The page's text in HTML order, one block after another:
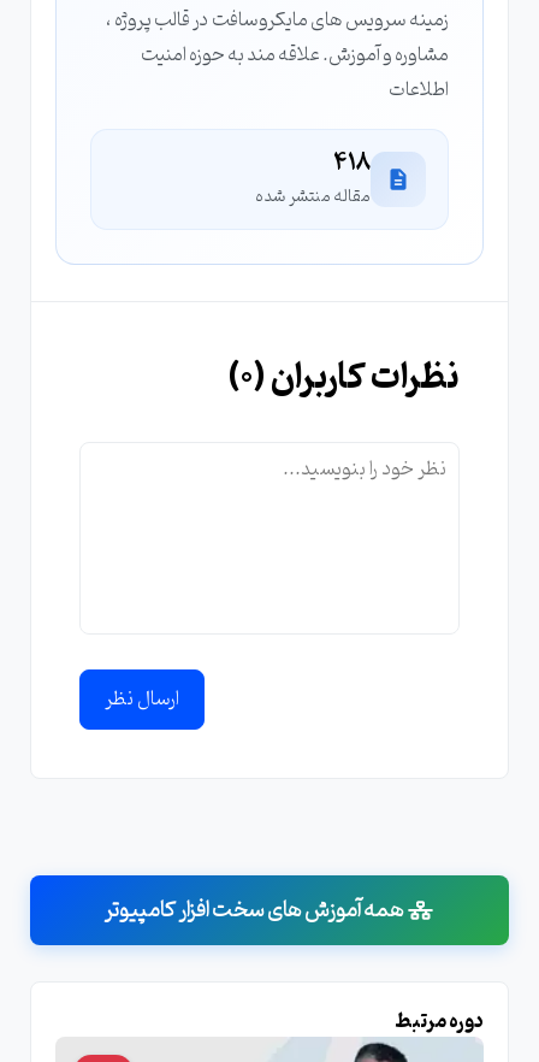
زمینه سرویس های مایکروسافت در قالب پروژه ،
مشاوره و آموزش. علاقه مند به حوزه امنیت
اطلاعات
418
مقاله منتشر شده
نظرات کاربران (0
)
ارسال نظر
همه آموزش های سخت افزار کامپیوتر
دوره مرتبط